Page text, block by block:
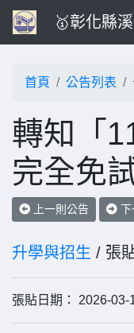
🥇彰化縣
首頁 公告列表
轉知「
完全免
上一則公告 下
升學與招生 / 張
張貼日期： 2026-